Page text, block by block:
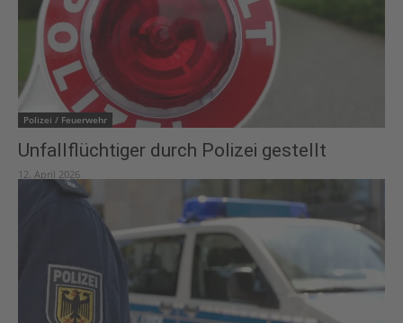
Polizei / Feuerwehr
Unfallflüchtiger durch Polizei gestellt
12. April 2026